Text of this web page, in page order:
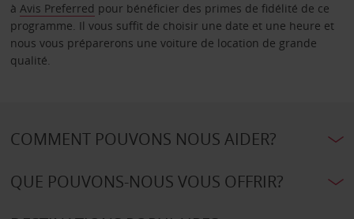
à Avis Preferred pour bénéficier des primes de fidélité de ce
programme. Il vous suffit de choisir une date et une heure et
nous vous préparerons une voiture de location de grande
qualité.
COMMENT POUVONS NOUS AIDER?
QUE POUVONS-NOUS VOUS OFFRIR?